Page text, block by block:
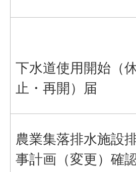
下水道使用開始（
止・再開）届
農業集落排水施設
事計画（変更）確